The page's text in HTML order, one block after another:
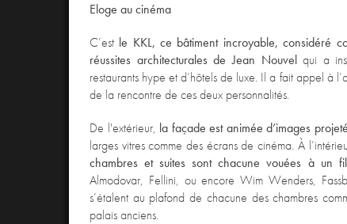
Eloge au cinéma
C’est le KKL, ce bâtiment incroyable, considéré
réussites architecturales de Jean Nouvelqui a
restaurants hype et d’hôtels de luxe. Il a fait appel à
de la rencontre de ces deux personnalités.
De l'extérieur, la façade est animée d’images
larges vitres comme des écrans de cinéma. À
chambres et suites sont chacune vouées à un
Almodovar, Fellini, ou encore Wim Wenders,
s’étalent au plafond de chacune des chambres
palais anciens.